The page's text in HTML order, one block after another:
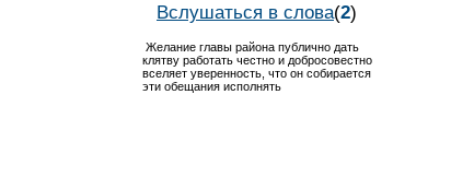
Вслушаться в слова(2)
Желание главы района публично дать
клятву работать честно и добросовестно
вселяет уверенность, что он собирается
эти обещания исполнять